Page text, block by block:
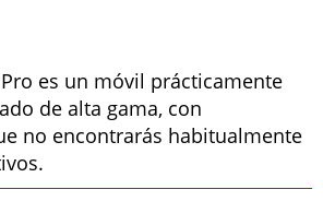
Pro es un móvil prácticamente
de alta gama, con
no encontrarás habitualmente